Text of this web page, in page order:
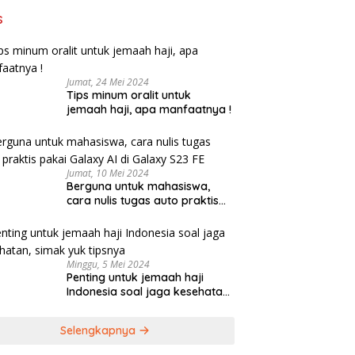
Jumat, 24 Mei 2024
Tips minum oralit untuk
jemaah haji, apa manfaatnya !
Jumat, 10 Mei 2024
Berguna untuk mahasiswa,
cara nulis tugas auto praktis
FE
Minggu, 5 Mei 2024
Penting untuk jemaah haji
Indonesia soal jaga kesehatan,
Selengkapnya